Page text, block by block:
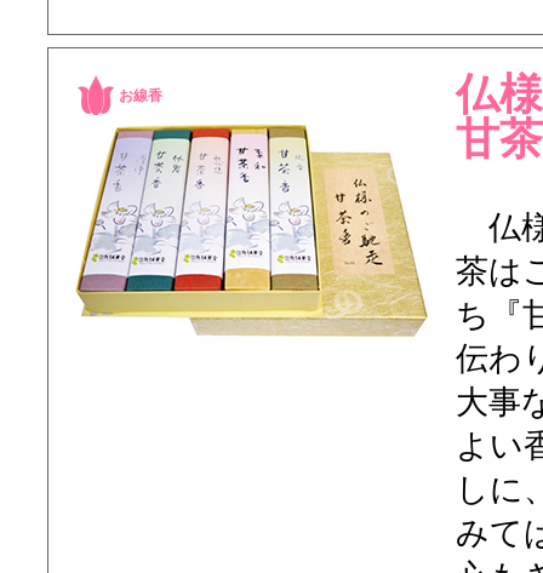
お線香
仏
甘
仏
茶は
ち『
伝わ
大事
よい
しに
みて